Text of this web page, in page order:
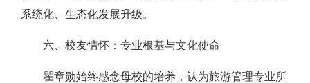
系统化、生态化发展升级。
六、校友情怀：专业根基与文化使命
瞿章勋始终感念母校的培养，认为旅游管理专业所